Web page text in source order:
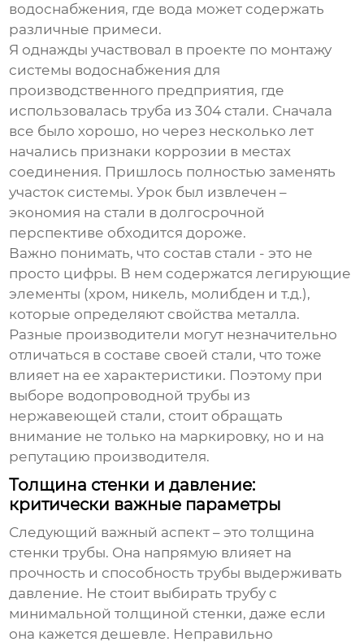
водоснабжения, где вода может содержать
различные примеси.
Я однажды участвовал в проекте по монтажу
системы водоснабжения для
производственного предприятия, где
использовалась труба из 304 стали. Сначала
все было хорошо, но через несколько лет
начались признаки коррозии в местах
соединения. Пришлось полностью заменять
участок системы. Урок был извлечен –
экономия на стали в долгосрочной
перспективе обходится дороже.
Важно понимать, что состав стали - это не
просто цифры. В нем содержатся легирующие
элементы (хром, никель, молибден и т.д.),
которые определяют свойства металла.
Разные производители могут незначительно
отличаться в составе своей стали, что тоже
влияет на ее характеристики. Поэтому при
выборе водопроводной трубы из
нержавеющей стали, стоит обращать
внимание не только на маркировку, но и на
репутацию производителя.
Толщина стенки и давление:
критически важные параметры
Следующий важный аспект – это толщина
стенки трубы. Она напрямую влияет на
прочность и способность трубы выдерживать
давление. Не стоит выбирать трубу с
минимальной толщиной стенки, даже если
она кажется дешевле. Неправильно